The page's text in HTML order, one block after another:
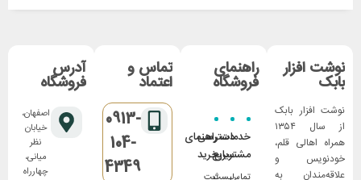
نوشت افزار
بابک
نوشت افزار بابک
از سال ۱۳۵۴
همراه اهالی قلم،
خودنویس و
علاقه‌مندان به
راهنمای
فروشگاه
خدمات
مشتریان
دسترسی
سریع
راهنمای
خرید
تماس و
اعتماد
0913-
104-
4349
آدرس
فروشگاه
اصفهان،
خیابان
نظر
میانی،
چهارراه